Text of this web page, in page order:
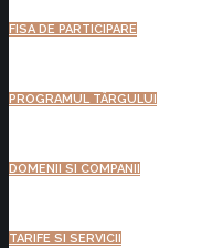
FISA DE PARTICIPARE
PROGRAMUL TÂRGULUI
DOMENII SI COMPANII
TARIFE SI SERVICII